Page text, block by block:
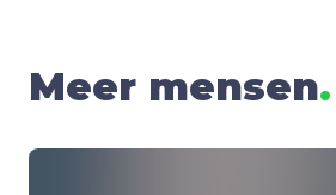
Meer mensen.